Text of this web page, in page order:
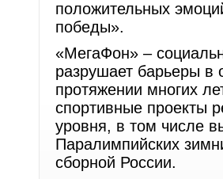
положительных
победы».
«МегаФон» –
разрушает барьеры в
протяжении многих
спортивные проекты
уровня, в том числе
Паралимпийских
сборной России.